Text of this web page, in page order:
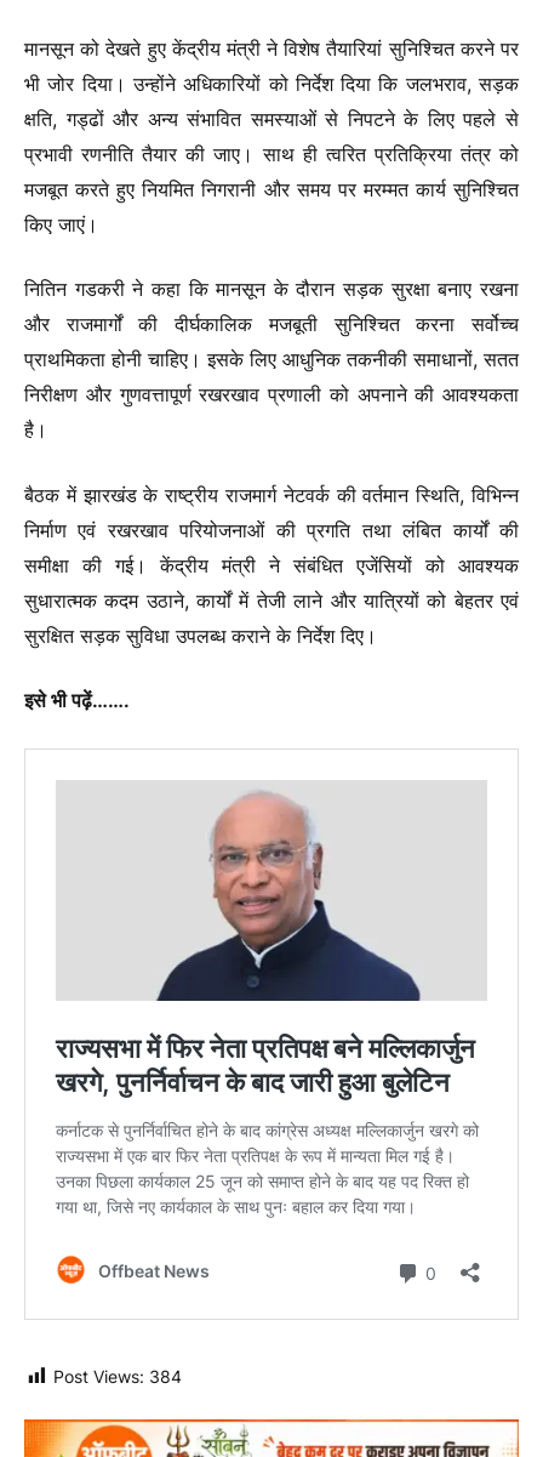
मानसून को देखते हुए केंद्रीय मंत्री ने विशेष तैयारियां सुनिश्चित करने पर
भी जोर दिया। उन्होंने अधिकारियों को निर्देश दिया कि जलभराव, सड़क
क्षति, गड्ढों और अन्य संभावित समस्याओं से निपटने के लिए पहले से
प्रभावी रणनीति तैयार की जाए। साथ ही त्वरित प्रतिक्रिया तंत्र को
मजबूत करते हुए नियमित निगरानी और समय पर मरम्मत कार्य सुनिश्चित
किए जाएं।
नितिन गडकरी ने कहा कि मानसून के दौरान सड़क सुरक्षा बनाए रखना
और राजमार्गों की दीर्घकालिक मजबूती सुनिश्चित करना सर्वोच्च
प्राथमिकता होनी चाहिए। इसके लिए आधुनिक तकनीकी समाधानों, सतत
निरीक्षण और गुणवत्तापूर्ण रखरखाव प्रणाली को अपनाने की आवश्यकता
है।
बैठक में झारखंड के राष्ट्रीय राजमार्ग नेटवर्क की वर्तमान स्थिति, विभिन्न
निर्माण एवं रखरखाव परियोजनाओं की प्रगति तथा लंबित कार्यों की
समीक्षा की गई। केंद्रीय मंत्री ने संबंधित एजेंसियों को आवश्यक
सुधारात्मक कदम उठाने, कार्यों में तेजी लाने और यात्रियों को बेहतर एवं
सुरक्षित सड़क सुविधा उपलब्ध कराने के निर्देश दिए।
इसे भी पढ़ें…….
Post Views: 384